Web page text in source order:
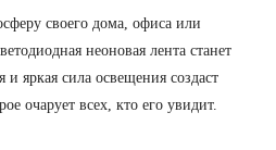
своего дома, офиса или
неоновая лента станет
яркая сила освещения создаст
очарует всех, кто его увидит.